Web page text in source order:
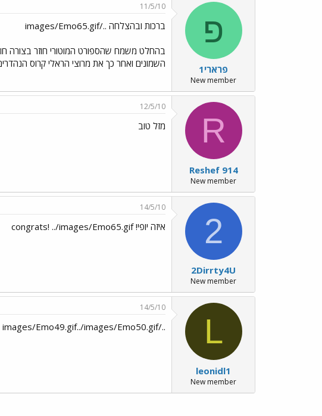
פ
פרארי1
New member
11/5/10
ברכות ובהצלחה ../images/Emo65.gif
בהחלט משמח שהספורט המוטורי חוזר בצורה
השמונים ואחר כך את מרוצי הראלי קרוס
R
Reshef 914
New member
12/5/10
מזל טוב
2
2Dirrty4U
New member
14/5/10
איזה יופי! congrats! ../images/Emo65.gif
L
leonidl1
New member
14/5/10
../images/Emo49.gif../images/Emo50.gif